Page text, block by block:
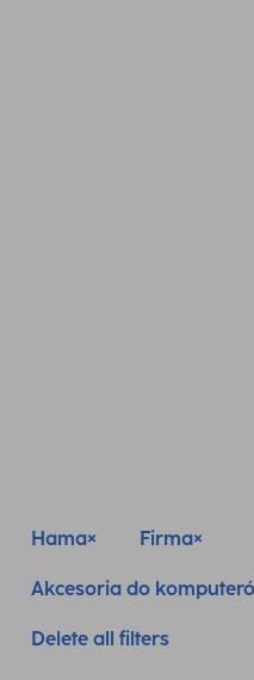
Hama Firma
Akcesoria do
Delete all filters